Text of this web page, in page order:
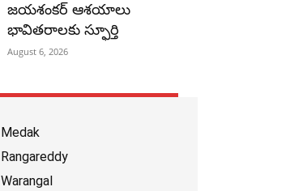
జయశంకర్ ఆశయాలు
భావితరాలకు స్ఫూర్తి
August 6, 2026
Medak
Rangareddy
Warangal